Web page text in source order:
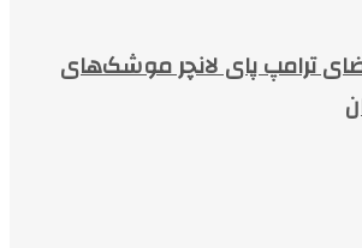
ترامپ پای لانچر موشک‌های